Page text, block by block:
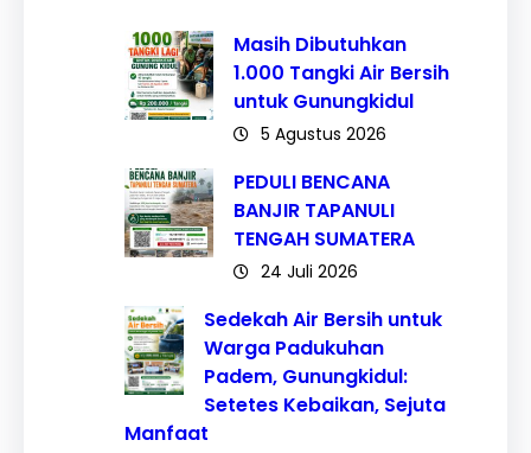
Masih Dibutuhkan
1.000 Tangki Air Bersih
untuk Gunungkidul
5 Agustus 2026
PEDULI BENCANA
BANJIR TAPANULI
TENGAH SUMATERA
24 Juli 2026
Sedekah Air Bersih untuk
Warga Padukuhan
Padem, Gunungkidul:
Setetes Kebaikan, Sejuta
Manfaat